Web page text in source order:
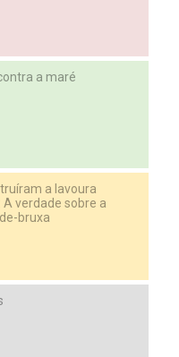
a maré
a lavoura
A verdade sobre a
bruxa